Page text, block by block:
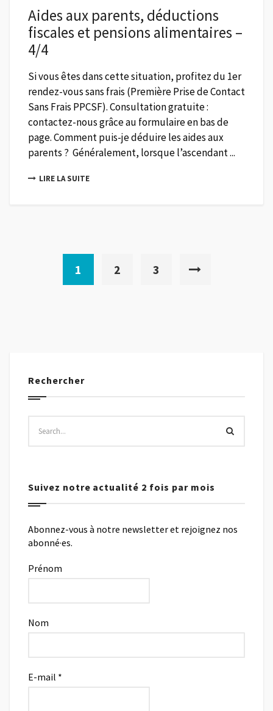
Aides aux parents, déductions
fiscales et pensions alimentaires –
4/4
Si vous êtes dans cette situation, profitez du 1er
rendez-vous sans frais (Première Prise de Contact
Sans Frais PPCSF). Consultation gratuite :
contactez-nous grâce au formulaire en bas de
page. Comment puis-je déduire les aides aux
parents ? Généralement, lorsque l’ascendant ...
LIRE LA SUITE
1 2 3
Rechercher
Suivez notre actualité 2 fois par mois
Abonnez-vous à notre newsletter et rejoignez nos
abonné·es.
Prénom
Nom
E-mail *